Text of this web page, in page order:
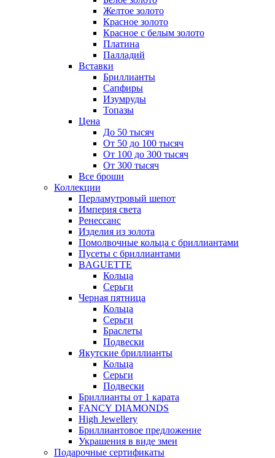
Желтое золото
Красное золото
Красное с белым золото
Платина
Палладий
Вставки
Бриллианты
Сапфиры
Изумруды
Топазы
Цена
До 50 тысяч
От 50 до 100 тысяч
От 100 до 300 тысяч
От 300 тысяч
Все броши
Коллекции
Перламутровый шепот
Империя света
Ренессанс
Изделия из золота
Помолвочные кольца с бриллиантами
Пусеты с бриллиантами
BAGUETTE
Кольца
Серьги
Черная пятница
Кольца
Серьги
Браслеты
Подвески
Якутские бриллианты
Кольца
Серьги
Подвески
Бриллианты от 1 карата
FANCY DIAMONDS
High Jewellery
Бриллиантовое предложение
Украшения в виде змеи
Подарочные сертификаты